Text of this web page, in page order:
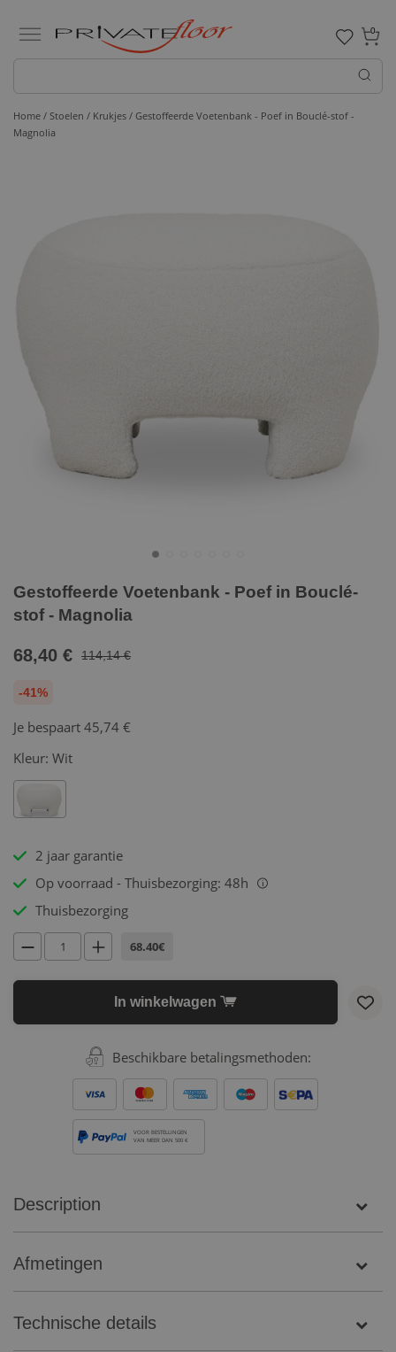
0
Home / Stoelen / Krukjes / Gestoffeerde Voetenbank - Poef in Bouclé-stof -
Magnolia
Gestoffeerde Voetenbank - Poef in Bouclé-
stof - Magnolia
68,40 € 114,14 €
-41%
Je bespaart 45,74 €
Kleur: Wit
2 jaar garantie
Op voorraad - Thuisbezorging: 48h
i
Thuisbezorging
68.40€
In winkelwagen
Beschikbare betalingsmethoden:
VOOR BESTELLINGEN
VAN MEER DAN 500 €
Description
Afmetingen
Technische details